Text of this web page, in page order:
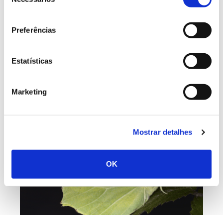
Preferências
Estatísticas
Marketing
Mostrar detalhes
OK
depositam os ovos, um a um, em folhas de
sanguinho-das-sebes. É
nelas que as lagartas
, se crisalidam e transformam em
borboletas, alimentando-se do néctar das